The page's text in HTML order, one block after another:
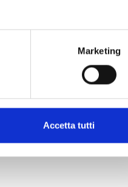
Marketing
Accetta tutti